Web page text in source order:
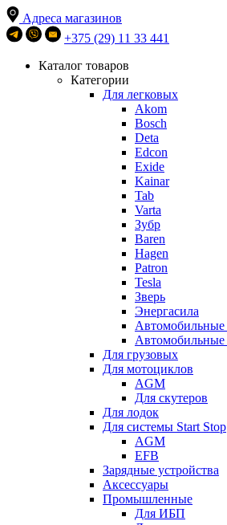
Адреса магазинов
+375 (29) 11 33 441
Каталог товаров
Категории
Для легковых
Akom
Bosch
Deta
Edcon
Exide
Kainar
Tab
Varta
Зубр
Baren
Hagen
Patron
Tesla
Зверь
Энергасила
Автомобильные
Автомобильные
Для грузовых
Для мотоциклов
AGM
Для скутеров
Для лодок
Для системы Start Stop
AGM
EFB
Зарядные устройства
Аксессуары
Промышленные
Для ИБП